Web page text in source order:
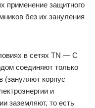
применение защитного
без их зануления
в сетях TN — C
соединяют только
(зануляют корпус
и
заземляют, то есть